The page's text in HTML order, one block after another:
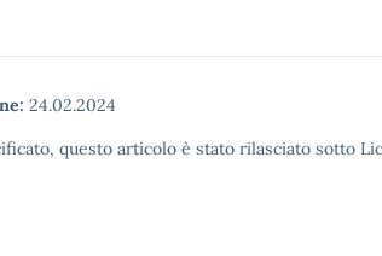
24.02.2024
questo articolo è stato rilasciato sotto